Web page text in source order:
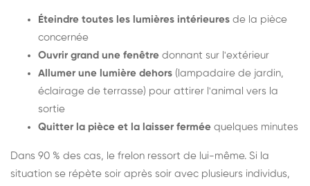
Éteindre toutes les lumières intérieures de la pièce
concernée
Ouvrir grand une fenêtre donnant sur l'extérieur
Allumer une lumière dehors (lampadaire de jardin,
éclairage de terrasse) pour attirer l'animal vers la
sortie
Quitter la pièce et la laisser fermée quelques minutes
Dans 90 % des cas, le frelon ressort de lui-même. Si la
situation se répète soir après soir avec plusieurs individus,